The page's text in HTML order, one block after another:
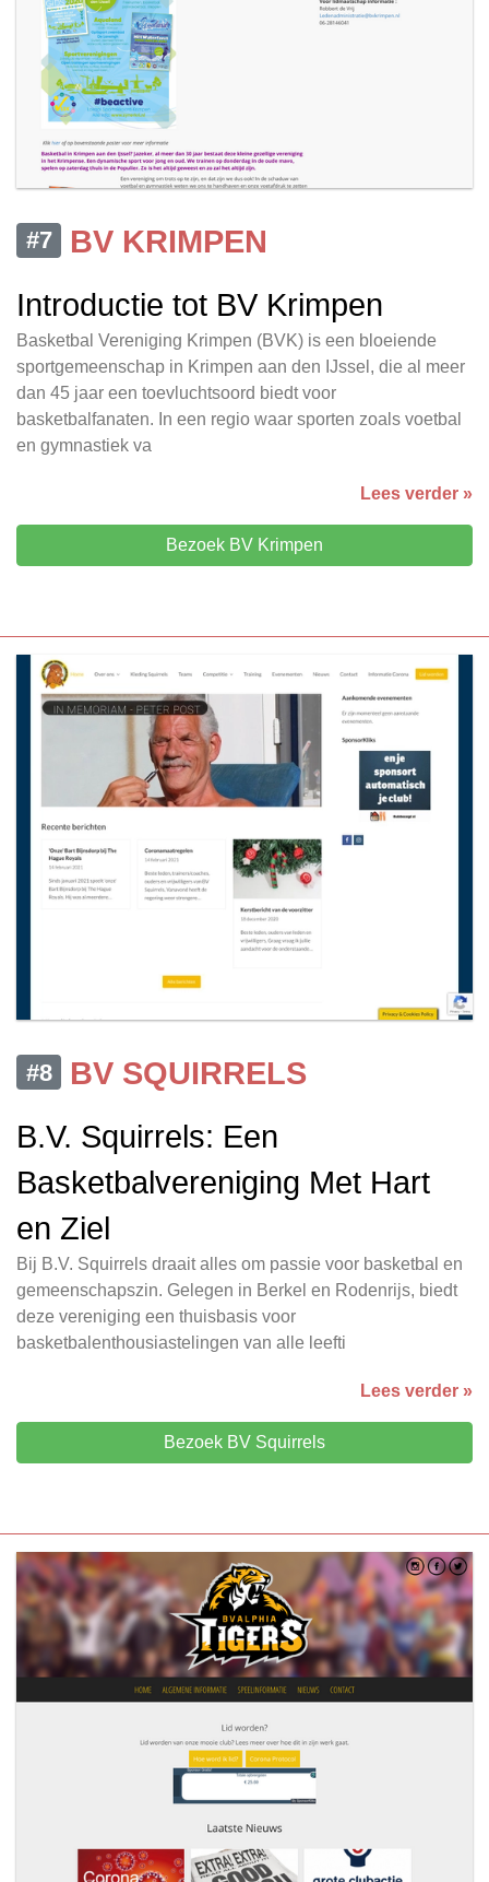
#7
BV KRIMPEN
Introductie tot BV Krimpen
Basketbal Vereniging Krimpen (BVK) is een bloeiende
sportgemeenschap in Krimpen aan den IJssel, die al meer
dan 45 jaar een toevluchtsoord biedt voor
basketbalfanaten. In een regio waar sporten zoals voetbal
en gymnastiek va
Lees verder »
Bezoek BV Krimpen
#8
BV SQUIRRELS
B.V. Squirrels: Een
Basketbalvereniging Met Hart
en Ziel
Bij B.V. Squirrels draait alles om passie voor basketbal en
gemeenschapszin. Gelegen in Berkel en Rodenrijs, biedt
deze vereniging een thuisbasis voor
basketbalenthousiastelingen van alle leefti
Lees verder »
Bezoek BV Squirrels